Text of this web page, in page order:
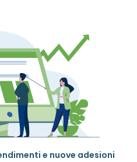
e nuove adesioni